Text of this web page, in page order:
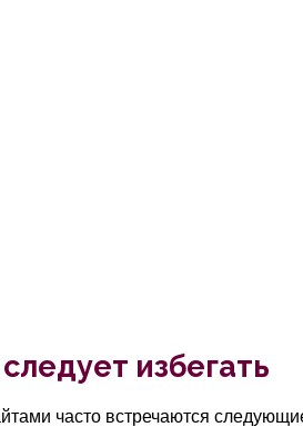
избегать
часто встречаются